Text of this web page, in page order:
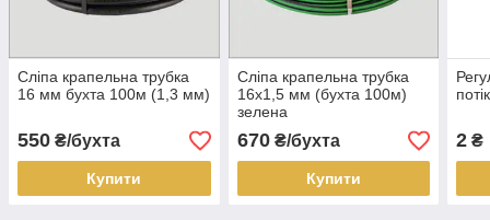
Сліпа крапельна трубка
16 мм бухта 100м (1,3 мм)
550 ₴/бухта
Купити
Сліпа крапельна трубка
16х1,5 мм (бухта 100м)
зелена
670₴/бухта
Купити
2 ₴